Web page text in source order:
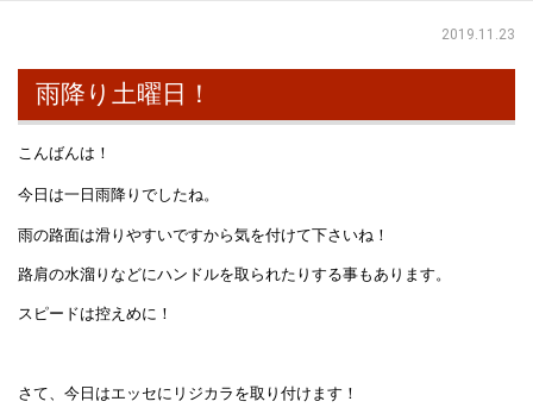
2019.11.23
雨降り土曜日！
こんばんは！
今日は一日雨降りでしたね。
雨の路面は滑りやすいですから気を付けて下さいね！
路肩の水溜りなどにハンドルを取られたりする事もあります。
スピードは控えめに！
さて、今日はエッセにリジカラを取り付けます！